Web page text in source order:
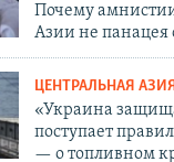
Почему
Азии не панацея
ЦЕНТРАЛЬНАЯ
«Украина
поступает
— о топливном